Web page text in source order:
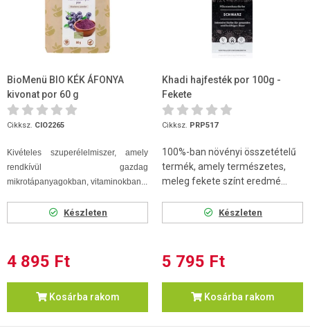
BioMenü BIO KÉK ÁFONYA
kivonat por 60 g
Cikksz. CIO2265
Kivételes szuperélelmiszer, amely
rendkívül gazdag
mikrotápanyagokban, vitaminokban...
Készleten
4 895 Ft
Kosárba rakom
Khadi hajfesték por 100g -
Fekete
Cikksz. PRP517
100%-ban növényi összetételű
termék, amely természetes,
meleg fekete színt eredmé...
Készleten
5 795 Ft
Kosárba rakom